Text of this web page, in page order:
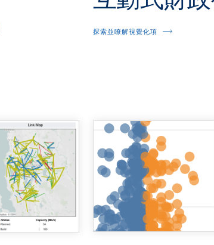
探索並瞭解視覺化項